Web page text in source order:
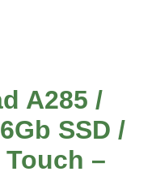
A285 /
SSD /
Touch –